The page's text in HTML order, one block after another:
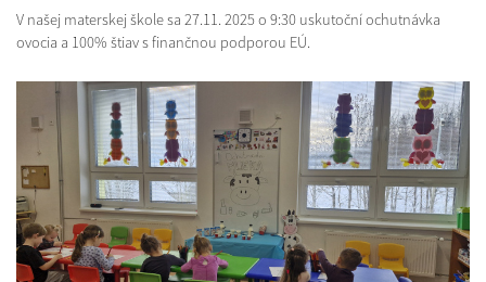
V našej materskej škole sa 27.11. 2025 o 9:30 uskutoční ochutnávka
ovocia a 100% štiav s finančnou podporou EÚ.